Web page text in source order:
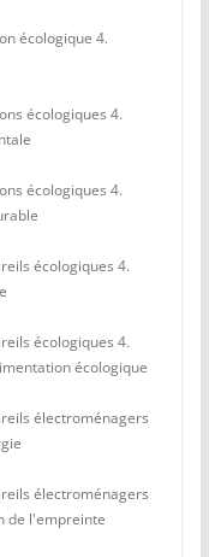
écologique 4.
écologiques 4.
écologiques 4.
écologiques 4.
écologiques 4.
écologique
électroménagers
électroménagers
de l'empreinte